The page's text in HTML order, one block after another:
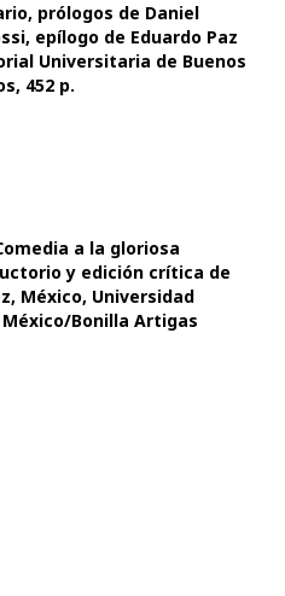
prólogos de Daniel
epílogo de Eduardo Paz
Universitaria de Buenos
452 p.
a la gloriosa
y edición crítica de
México, Universidad
Bonilla Artigas